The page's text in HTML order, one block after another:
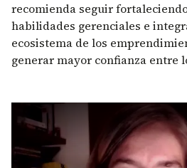
recomienda seguir
habilidades gerenciales e
ecosistema de los
generar mayor confianza entre
Remote video URL